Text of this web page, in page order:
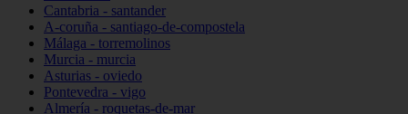
Cantabria - santander
A-coruña - santiago-de-compostela
Málaga - torremolinos
Murcia - murcia
Asturias - oviedo
Pontevedra - vigo
Almería - roquetas-de-mar